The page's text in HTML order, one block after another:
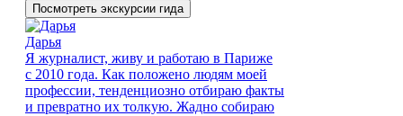
Посмотреть экскурсии гида
Дарья
Я журналист, живу и работаю в Париже
с 2010 года. Как положено людям моей
профессии, тенденциозно отбираю факты
и превратно их толкую. Жадно собираю